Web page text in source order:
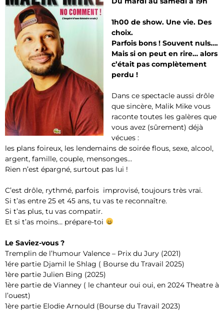
1h00 de show. Une vie. Des
choix.
Parfois bons ! Souvent nuls….
Mais si on peut en rire… alors
c’était pas complètement
perdu !
Dans ce spectacle aussi drôle
que sincère, Malik Mike vous
raconte toutes les galères que
vous avez (sûrement) déjà
vécues :
les plans foireux, les lendemains de soirée flous, sexe, alcool,
argent, famille, couple, mensonges…
Rien n’est épargné, surtout pas lui !
C’est drôle, rythmé, parfois improvisé, toujours très vrai.
Si t’as entre 25 et 45 ans, tu vas te reconnaître.
Si t’as plus, tu vas compatir.
Et si t’as moins… prépare-toi
Le Saviez-vous ?
Tremplin de l’humour Valence – Prix du Jury (2021)
1ére partie Djamil le Shlag ( Bourse du Travail 2025)
1ère partie Julien Bing (2025)
1ère partie de Vianney ( le chanteur oui oui, en 2024 Theatre à
l’ouest)
1ère partie Elodie Arnould (Bourse du Travail 2023)